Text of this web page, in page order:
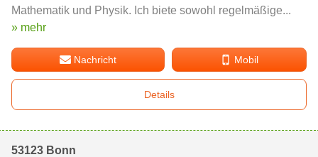
Mathematik und Physik. Ich biete sowohl regelmäßige...
» mehr
Nachricht Mobil
Details
53123 Bonn